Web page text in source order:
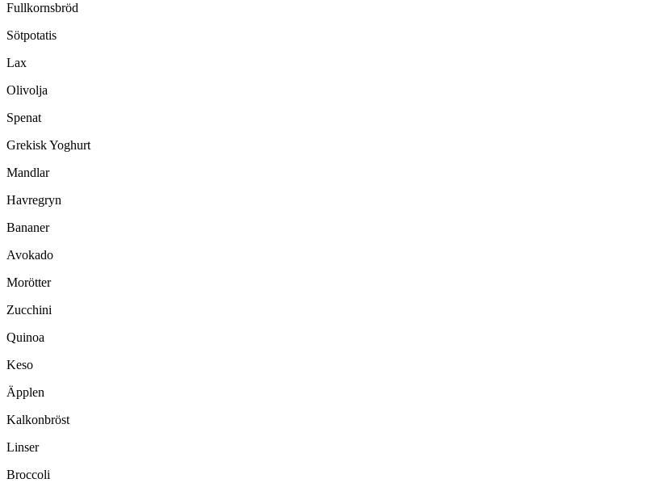
Fullkornsbröd
Sötpotatis
Lax
Olivolja
Spenat
Grekisk Yoghurt
Mandlar
Havregryn
Bananer
Avokado
Morötter
Zucchini
Quinoa
Keso
Äpplen
Kalkonbröst
Linser
Broccoli